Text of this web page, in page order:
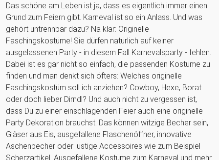
Das schöne am Leben ist ja, dass es eigentlich immer einen
Grund zum Feiern gibt. Karneval ist so ein Anlass. Und was
gehört untrennbar dazu? Na klar: Originelle
Faschingskostüme! Sie dürfen natürlich auf keiner
ausgelassenen Party - in diesem Fall Karnevalsparty - fehlen.
Dabei ist es gar nicht so einfach, die passenden Kostüme zu
finden und man denkt sich öfters: Welches originelle
Faschingskostüm soll ich anziehen? Cowboy, Hexe, Borat
oder doch lieber Dirndl? Und auch nicht zu vergessen ist,
dass Du zu einer einschlagenden Feier auch eine originelle
Party Dekoration brauchst. Das können witzige Becher sein,
Gläser aus Eis, ausgefallene Flaschenöffner, innovative
Aschenbecher oder lustige Accessoires wie zum Beispiel
Scherzartikel. Ausgefallene Kostüme zum Karneval und mehr